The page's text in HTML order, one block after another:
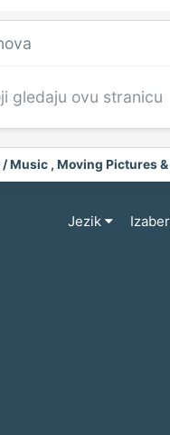
gledaju ovu stranicu
Music , Moving Pictures
Jezik